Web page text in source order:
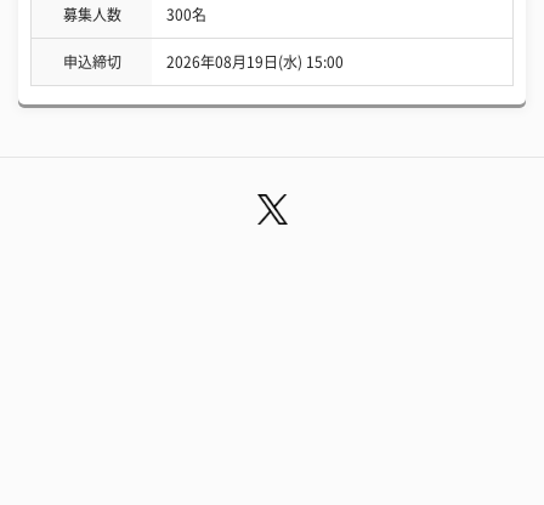
募集人数 300名
申込締切 2026年08月19日(水) 15:00